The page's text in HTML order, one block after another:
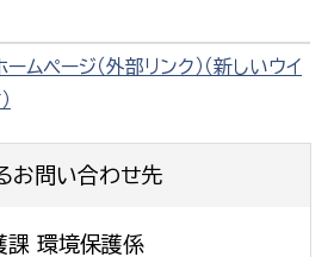
ムページ（外部リンク） （新しいウイ
お問い合わせ先
課 環境保護係